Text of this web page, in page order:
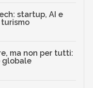
startup, AI e
ma non per tutti:
globale